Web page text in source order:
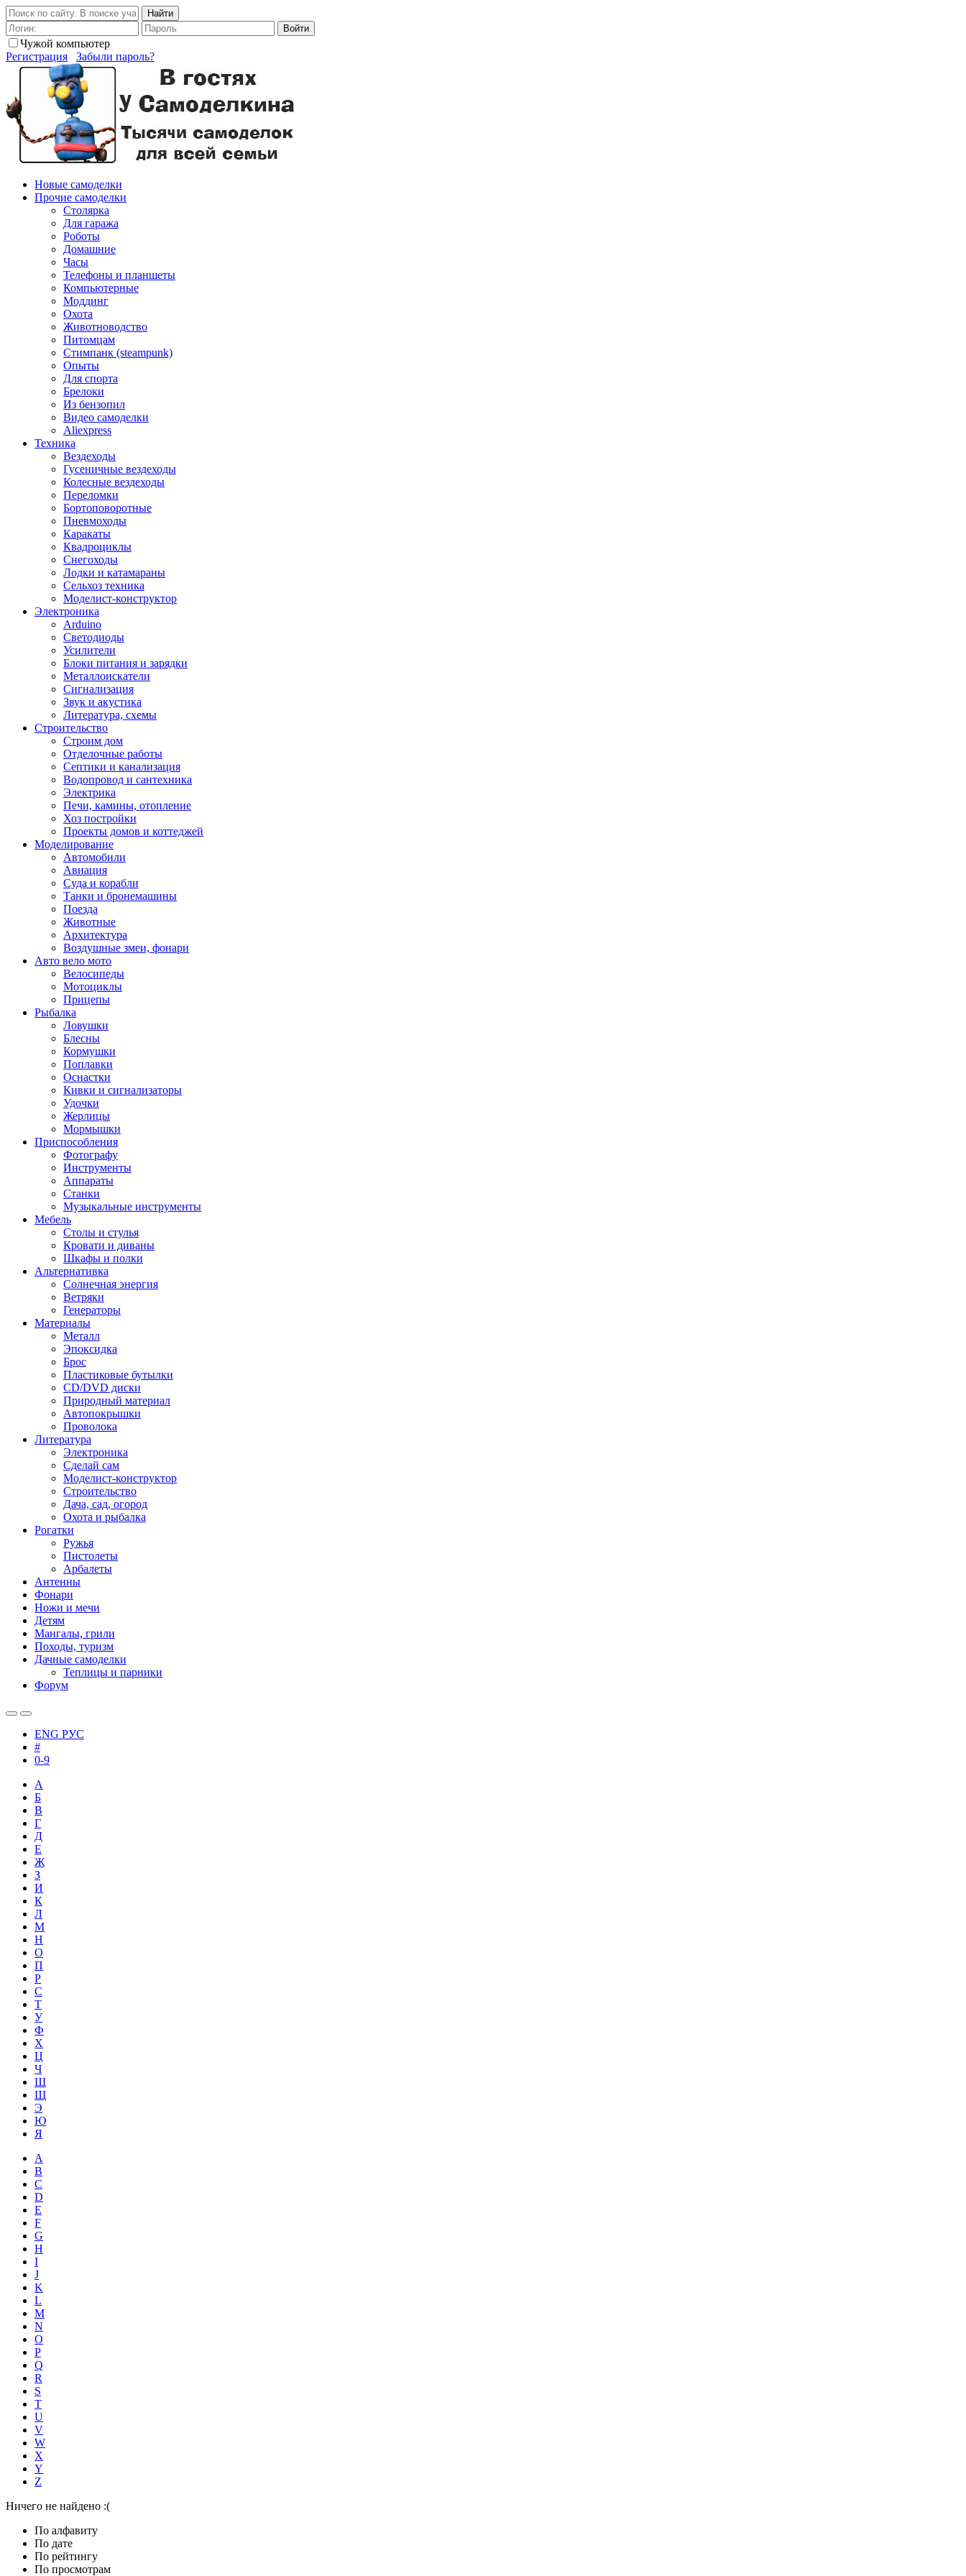
Найти
Войти
Чужой компьютер
Регистрация
Забыли пароль?
Новые самоделки
Прочие самоделки
Столярка
Для гаража
Роботы
Домашние
Часы
Телефоны и планшеты
Компьютерные
Моддинг
Охота
Животноводство
Питомцам
Стимпанк (steampunk)
Опыты
Для спорта
Брелоки
Из бензопил
Видео самоделки
Aliexpress
Техника
Вездеходы
Гусеничные вездеходы
Колесные вездеходы
Переломки
Бортоповоротные
Пневмоходы
Каракаты
Квадроциклы
Снегоходы
Лодки и катамараны
Сельхоз техника
Моделист-конструктор
Электроника
Arduino
Светодиоды
Усилители
Блоки питания и зарядки
Металлоискатели
Сигнализация
Звук и акустика
Литература, схемы
Строительство
Строим дом
Отделочные работы
Септики и канализация
Водопровод и сантехника
Электрика
Печи, камины, отопление
Хоз постройки
Проекты домов и коттеджей
Моделирование
Автомобили
Авиация
Суда и корабли
Танки и бронемашины
Поезда
Животные
Архитектура
Воздушные змеи, фонари
Авто вело мото
Велосипеды
Мотоциклы
Прицепы
Рыбалка
Ловушки
Блесны
Кормушки
Поплавки
Оснастки
Кивки и сигнализаторы
Удочки
Жерлицы
Мормышки
Приспособления
Фотографу
Инструменты
Аппараты
Станки
Музыкальные инструменты
Мебель
Столы и стулья
Кровати и диваны
Шкафы и полки
Альтернативка
Солнечная энергия
Ветряки
Генераторы
Материалы
Металл
Эпоксидка
Брос
Пластиковые бутылки
CD/DVD диски
Природный материал
Автопокрышки
Проволока
Литература
Электроника
Сделай сам
Моделист-конструктор
Строительство
Дача, сад, огород
Охота и рыбалка
Рогатки
Ружья
Пистолеты
Арбалеты
Антенны
Фонари
Ножи и мечи
Детям
Мангалы, грили
Походы, туризм
Дачные самоделки
Теплицы и парники
Форум
ENG РУС
#
0-9
А
Б
В
Г
Д
Е
Ж
З
И
К
Л
М
Н
О
П
Р
С
Т
У
Ф
Х
Ц
Ч
Ш
Щ
Э
Ю
Я
A
B
C
D
E
F
G
H
I
J
K
L
M
N
O
P
Q
R
S
T
U
V
W
X
Y
Z
Ничего не найдено :(
По алфавиту
По дате
По рейтингу
По просмотрам